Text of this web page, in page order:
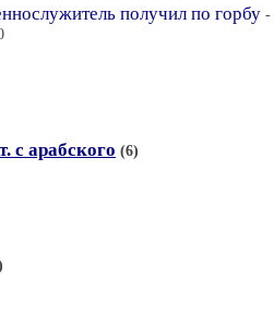
получил по горбу -
с арабского (6)